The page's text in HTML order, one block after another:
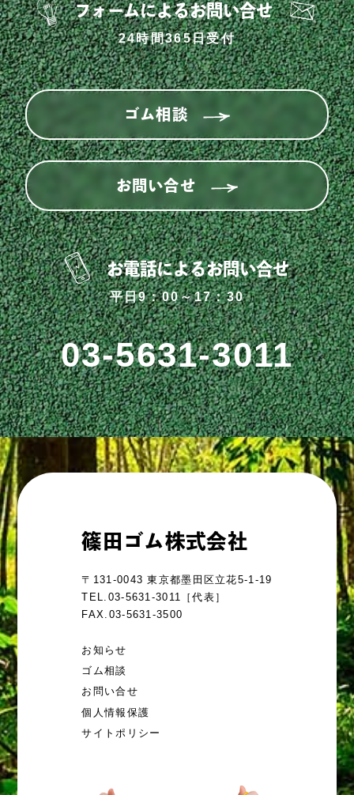
フォームによるお問い合せ
24時間365日受付
ゴム相談
お問い合せ
お電話によるお問い合せ
平日9：00～17：30
03-5631-3011
篠田ゴム株式会社
〒131-0043 東京都墨田区立花5-1-19
TEL. 03-5631-3011
［代表］
FAX.03-5631-3500
お知らせ
ゴム相談
お問い合せ
個人情報保護
サイトポリシー